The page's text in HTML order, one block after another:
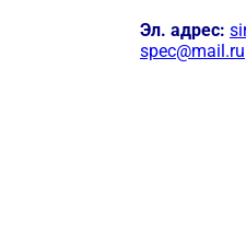
Эл. адрес:
spec@mail.ru